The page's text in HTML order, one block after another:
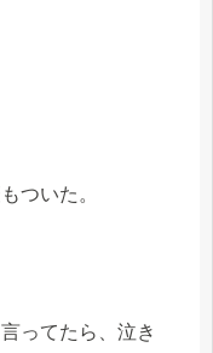
ついた。
ってたら、泣き